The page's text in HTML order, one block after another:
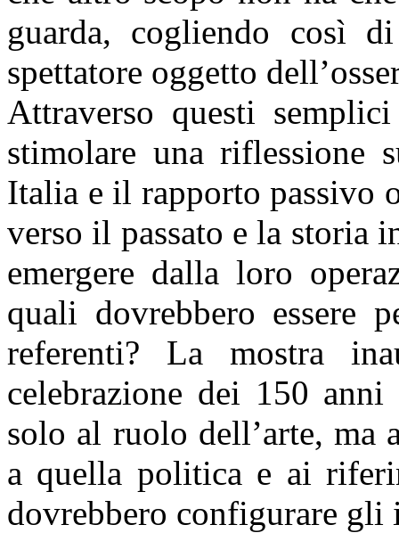
guarda, cogliendo così
spettatore oggetto
Attraverso questi
stimolare una riflessione
Italia e il rapporto passivo
verso il passato e la storia
emergere dalla loro
quali dovrebbero essere
referenti? La mostra
celebrazione dei 150
solo al ruolo dell’arte, ma
a quella politica e ai
dovrebbero configurare